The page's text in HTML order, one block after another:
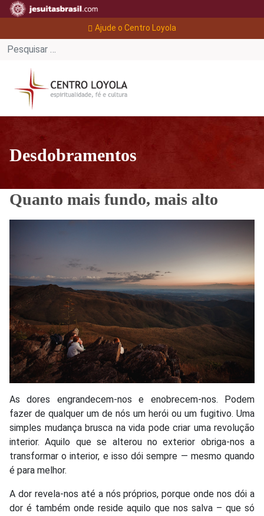
Ajude o Centro Loyola
Desdobramentos
Quanto mais fundo, mais alto
As dores engrandecem-nos e enobrecem-nos. Podem
fazer de qualquer um de nós um herói ou um fugitivo. Uma
simples mudança brusca na vida pode criar uma revolução
interior. Aquilo que se alterou no exterior obriga-nos a
transformar o interior, e isso dói sempre — mesmo quando
é para melhor.
A dor revela-nos até a nós próprios, porque onde nos dói a
dor é também onde reside aquilo que nos salva – que só